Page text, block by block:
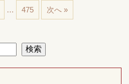
… 475 次へ »
検索